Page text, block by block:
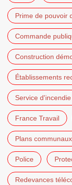
Prime de pouvoir
Commande
Construction
Établissements
Service
France Travail
Plans
Police
Redevances